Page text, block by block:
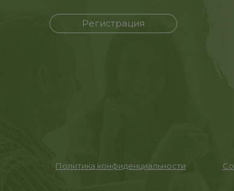
Регистрация
Политика конфиденциальности